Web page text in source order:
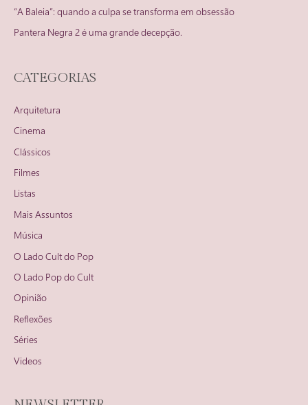
“A Baleia”: quando a culpa se transforma em obsessão
Pantera Negra 2 é uma grande decepção.
CATEGORIAS
Arquitetura
Cinema
Clássicos
Filmes
Listas
Mais Assuntos
Música
O Lado Cult do Pop
O Lado Pop do Cult
Opinião
Reflexões
Séries
Videos